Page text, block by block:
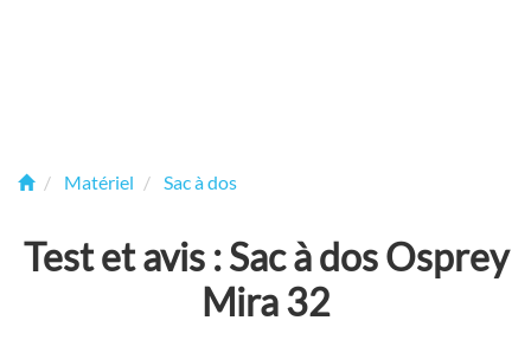
Matériel Sac à dos
Test et avis : Sac à dos Osprey
Mira 32